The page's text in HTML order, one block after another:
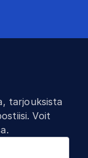
tarjouksista
Voit